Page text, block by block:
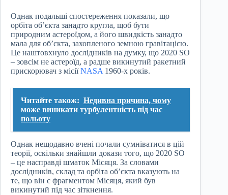
Однак подальші спостереження показали, що
орбіта об’єкта занадто кругла, щоб бути
природним астероїдом, а його швидкість занадто
мала для об’єкта, захопленого земною гравітацією.
Це наштовхнуло дослідників на думку, що 2020 SO
– зовсім не астероїд, а радше викинутий ракетний
прискорювач з місіїNASA 1960-х років.
Читайте також: Недивна причина, чому
може виникати турбулентність під час
польоту
Однак нещодавно вчені почали сумніватися в цій
теорії, оскільки знайшли докази того, що 2020 SO
– це насправді шматок Місяця. За словами
дослідників, склад та орбіта об’єкта вказують на
те, що він є фрагментом Місяця, який був
викинутий під час зіткнення.